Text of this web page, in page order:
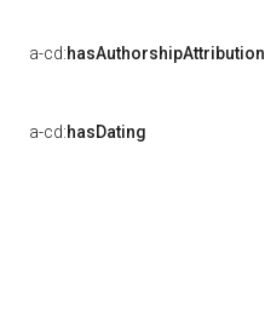
a-cd:hasAuthorshipAttribution
a-cd:hasDating